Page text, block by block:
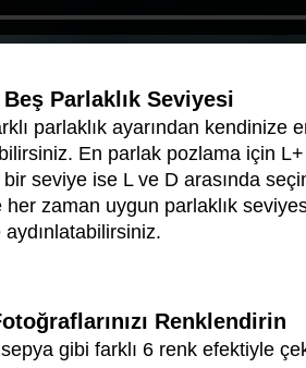
Parlaklık Seviyesi
parlaklık ayarından kendinize
En parlak pozlama için
seviye ise L ve D arasında
zaman uygun parlaklık
Renklendirin
gibi farklı 6 renk efektiyle